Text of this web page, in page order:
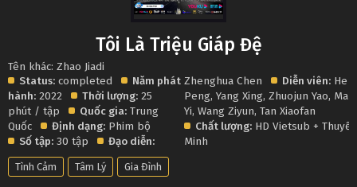
Tôi Là Triệu Giáp Đệ
Tên khác: Zhao Jiadi
Status: completed
Năm phát
hành: 2022 Thời lượng: 25
phút / tập
Quốc gia: Trung
Quốc
Định dạng: Phim bộ
Số tập: 30 tập Đạo diễn:
Zhenghua Chen Diễn viên: He
Peng,Yang Xing,Zhuojun Yao, Ma
Yi,Wang Ziyun,Tan Xiaofan
Chất lượng:
Minh
Tình Cảm Tâm Lý Gia Đình